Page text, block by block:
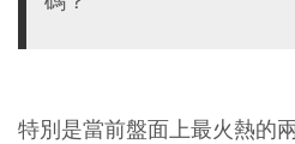
特別是當前盤面上最火熱的